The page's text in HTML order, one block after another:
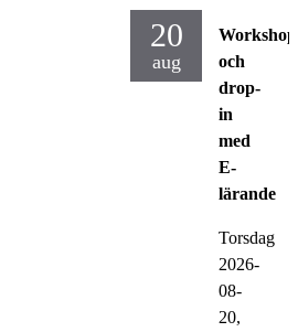
20
aug
Workshop
och
drop-
in
med
E-
lärande
Torsdag
2026-
08-
20,